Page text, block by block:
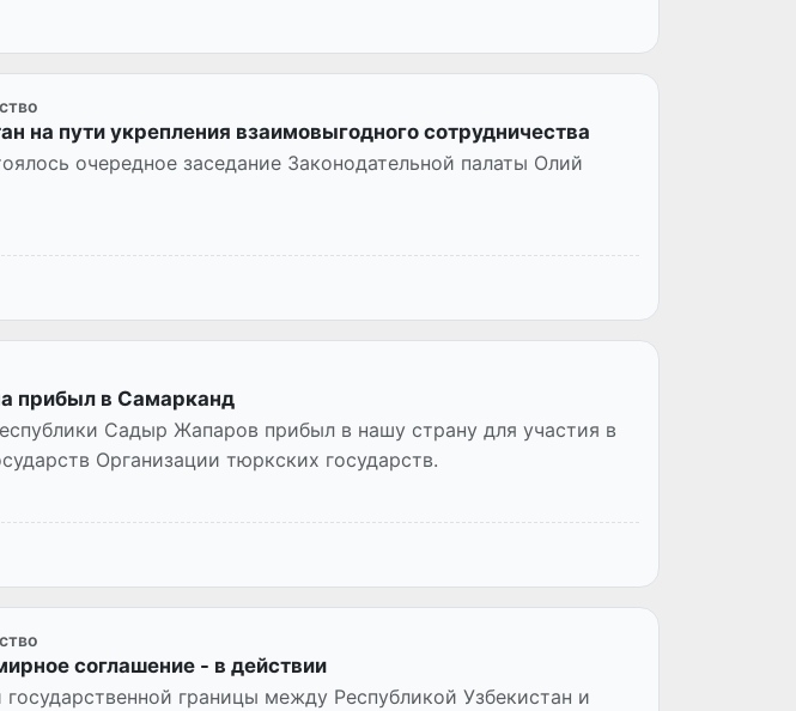
на пути укрепления взаимовыгодного сотрудничества
очередное заседание Законодательной палаты Олий
прибыл в Самарканд
Садыр Жапаров прибыл в нашу страну для участия в
Организации тюркских государств.
соглашение - в действии
границы между Республикой Узбекистан и